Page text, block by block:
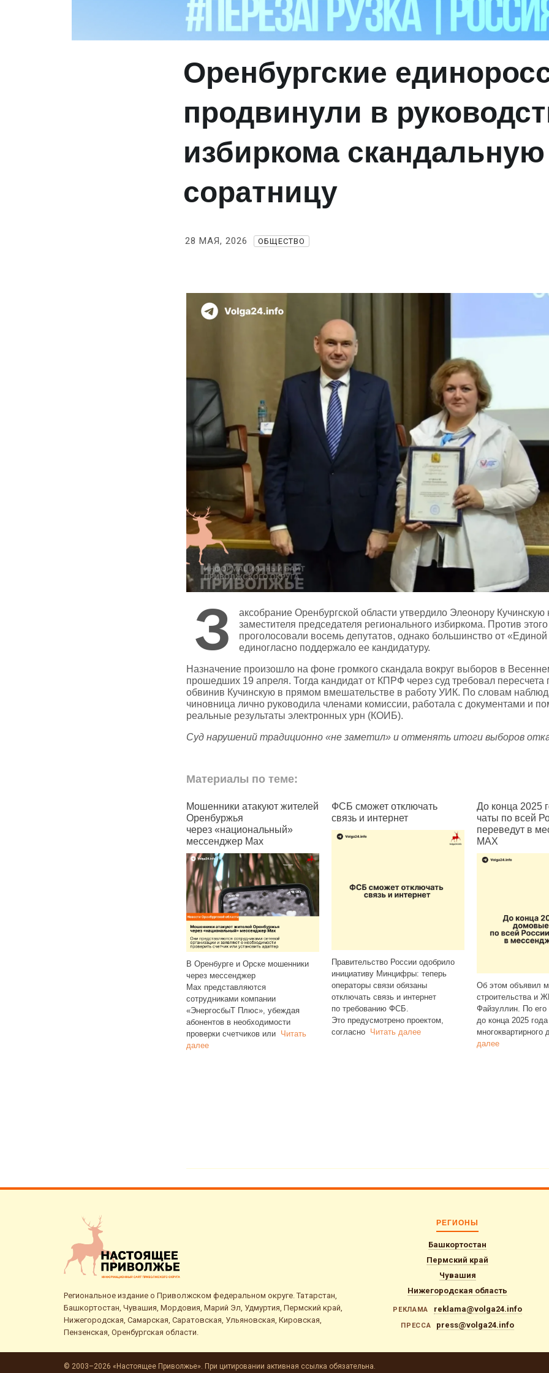
Оренбургские
продвинули в
избиркома скандальную
соратницу
28 МАЯ, 2026 ОБЩЕСТВО
З
аксобрание Оренбургской области утвердило Элеонору Кучинскую
заместителя председателя регионального избиркома. Против
проголосовали восемь депутатов, однако большинство от
единогласно поддержало ее кандидатуру.
Назначение произошло на фоне громкого скандала вокруг выборов в
прошедших 19 апреля. Тогда кандидат от КПРФ через суд требовал пересчета
обвинив Кучинскую в прямом вмешательстве в работу УИК. По словам
чиновница лично руководила членами комиссии, работала с документами и
реальные результаты электронных урн (КОИБ).
Суд нарушений традиционно «не заметил» и отменять итоги выборов
Материалы по теме:
Мошенники атакуют жителей
Оренбуржья
через «национальный»
мессенджер Max
В Оренбурге и Орске мошенники
через мессенджер
Max представляются
сотрудниками компании
«ЭнергосбыТ Плюс», убеждая
абонентов в необходимости
проверки счетчиков или Читать
далее
ФСБ сможет отключать
связь и интернет
Правительство России одобрило
инициативу Минцифры: теперь
операторы связи обязаны
отключать связь и интернет
по требованию ФСБ.
Это предусмотрено проектом,
согласно Читать далее
До конца 2025
чаты по всей
переведут в
MAX
Об этом объявил
строительства и
Файзуллин. По его
до конца 2025
многоквартирного
далее
Региональное издание о Приволжском федеральном округе. Татарстан,
Башкортостан, Чувашия, Мордовия, Марий Эл, Удмуртия, Пермский край,
Нижегородская, Самарская, Саратовская, Ульяновская, Кировская,
Пензенская, Оренбургская области.
РЕГИОНЫ
Башкортостан
Пермский край
Чувашия
Нижегородская область
РЕКЛАМА reklama@volga24.info
ПРЕССА press@volga24.info
© 2003–2026 «Настоящее Приволжье». При цитировании активная ссылка обязательна.